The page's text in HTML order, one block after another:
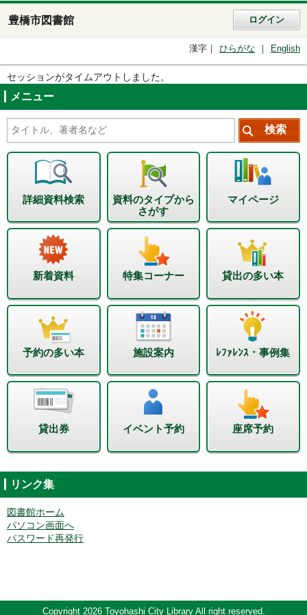
豊橋市図書館 ログイン
漢字 ひらがな English
セッションがタイムアウトしました。
メニュー
詳細資料検索
資料のタイプから
さがす
マイページ
新着資料 特集コーナー 貸出の多い本
予約の多い本 施設案内 ﾚﾌｧﾚﾝｽ・事例集
貸出券 イベント予約 座席予約
リンク集
図書館ホーム
パソコン画面へ
パスワード再発行
Copyright 2026 Toyohashi City Library All right reserved.